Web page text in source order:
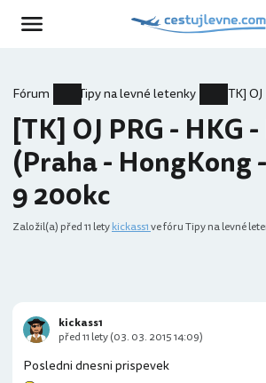
Fórum Tipy na levné letenky
[TK] OJ PRG - HKG
(Praha - HongKong
9 200kc
Založil(a) před 11 letykickass1ve fóru Tipy na levné
Posledni dnesni prispevek
kickass1
před 11 lety (03. 03. 2015 14:09)